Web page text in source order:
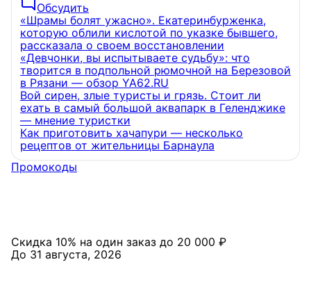
Обсудить
«Шрамы болят ужасно». Екатеринбурженка,
которую облили кислотой по указке бывшего,
рассказала о своем восстановлении
«Девчонки, вы испытываете судьбу»: что
творится в подпольной рюмочной на Березовой
в Рязани — обзор YA62.RU
Вой сирен, злые туристы и грязь. Стоит ли
ехать в самый большой аквапарк в Геленджике
— мнение туристки
Как приготовить хачапури — несколько
рецептов от жительницы Барнаула
Промокоды
Скидка 10% на один заказ до 20 000 ₽
До 31 августа, 2026